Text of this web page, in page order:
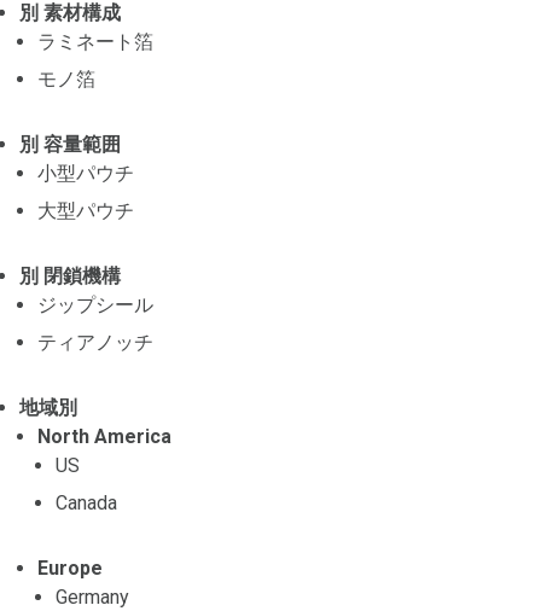
別 素材構成
ラミネート箔
モノ箔
別 容量範囲
小型パウチ
大型パウチ
別 閉鎖機構
ジップシール
ティアノッチ
地域別
North America
US
Canada
Europe
Germany